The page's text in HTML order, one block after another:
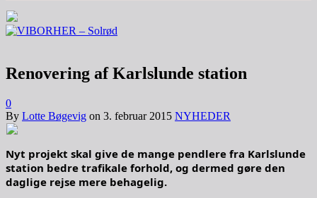
Renovering af Karlslunde station
0
By Lotte Bøgevig on 3. februar 2015 NYHEDER
Nyt projekt skal give de mange pendlere fra Karlslunde
station bedre trafikale forhold, og dermed gøre den
daglige rejse mere behagelig.